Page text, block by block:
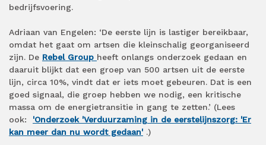
bedrijfsvoering.
Adriaan van Engelen: ‘De eerste lijn is lastiger bereikbaar,
omdat het gaat om artsen die kleinschalig georganiseerd
zijn. De Rebel Group heeft onlangs onderzoek gedaan en
daaruit blijkt dat een groep van 500 artsen uit de eerste
lijn, circa 10%, vindt dat er iets moet gebeuren. Dat is een
goed signaal, die groep hebben we nodig, een kritische
massa om de energietransitie in gang te zetten.’ (Lees
ook: 'Onderzoek 'Verduurzaming in de eerstelijnszorg: 'Er
kan meer dan nu wordt gedaan' .)